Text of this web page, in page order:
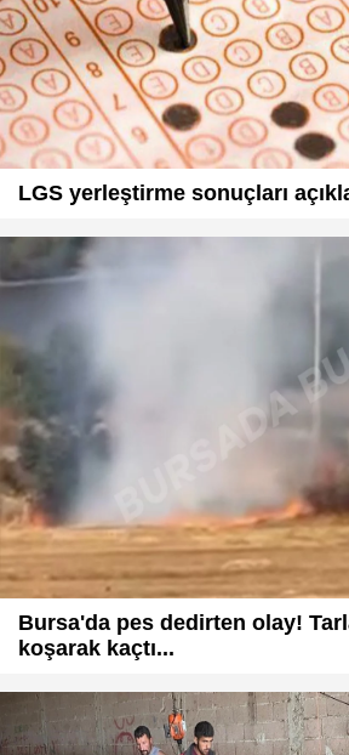
LGS yerleştirme sonuçları
Bursa'da pes dedirten olay!
koşarak kaçtı...